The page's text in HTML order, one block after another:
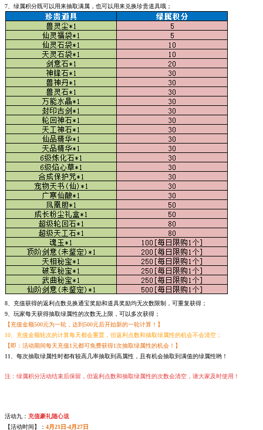
7、绿属积分既可以用来抽取满属，也可以用来兑换珍贵道具哦；
8、充值获得的返利点数兑换通宝奖励和道具奖励均无次数限制，可重复获得；
9、玩家每天获得抽取绿属性的次数无上限，可以多次获得；
【充值金额500元为一轮，达到500元后开始新的一轮计算！】
10、充值金额轮次的计算每天都会重置，但返利点数和抽取绿属性的机会不会清空；
【即：活动期间每天充值1元都可免费获得1次抽取绿属性的机会！】
11、每次抽取绿属性时都有较高几率抽取到高属性，且有机会抽取到满值的绿属性哟！
注：绿属积分活动结束后保留，但返利点数和抽取绿属性的次数会清空，请大家及时使用！
活动九： 充值豪礼随心送
【活动时间】： 4月21日-4月27日